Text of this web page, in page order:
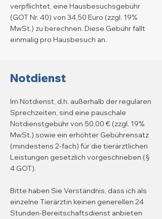
verpflichtet, eine Hausbesuchsgebühr
(GOT Nr. 40) von 34,50 Euro (zzgl. 19%
MwSt.) zu berechnen. Diese Gebühr fällt
einmalig pro Hausbesuch an.​​​​
Notdienst
Im Notdienst, d.h. außerhalb der regulären
Sprechzeiten, sind eine pauschale
Notdienstgebühr von 50,00 € (zzgl. 19%
MwSt.) sowie ein erhöhter Gebührensatz
(mindestens 2-fach) für die tierärztlichen
Leistungen gesetzlich vorgeschrieben (§
4 GOT).
Bitte haben Sie Verständnis, dass ich als
einzelne Tierärztin keinen generellen 24
Stunden-Bereitschaftsdienst anbieten